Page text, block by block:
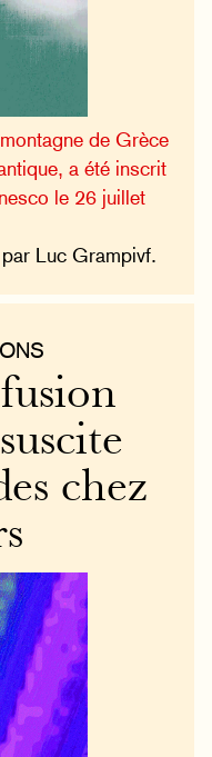
de Grèce
a été inscrit
le 26 juillet
Luc Grampivf.
chez